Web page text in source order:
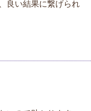
良い結果に繋げられ